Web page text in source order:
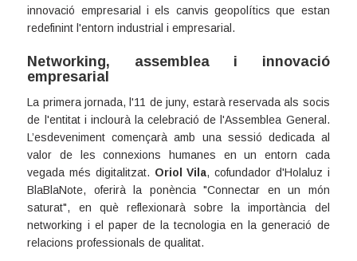
innovació empresarial i els canvis geopolítics que estan
redefinint l'entorn industrial i empresarial.
Networking, assemblea i innovació
empresarial
La primera jornada, l'11 de juny, estarà reservada als socis
de l'entitat i inclourà la celebració de l'Assemblea General.
L’esdeveniment començarà amb una sessió dedicada al
valor de les connexions humanes en un entorn cada
vegada més digitalitzat. Oriol Vila, cofundador d'Holaluz i
BlaBlaNote, oferirà la ponència "Connectar en un món
saturat", en què reflexionarà sobre la importància del
networking i el paper de la tecnologia en la generació de
relacions professionals de qualitat.